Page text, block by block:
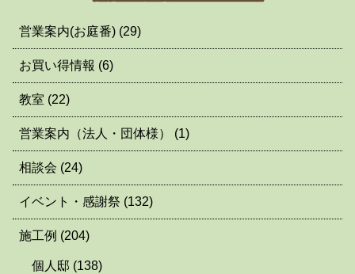
営業案内(お庭番) (29)
お買い得情報 (6)
教室 (22)
営業案内（法人・団体様） (1)
相談会 (24)
イベント・感謝祭 (132)
施工例 (204)
個人邸 (138)